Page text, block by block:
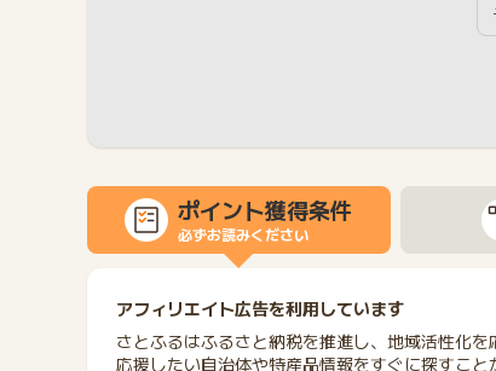
ポイント獲得条件
必ずお読みください
アフィリエイト広告を利用しています
さとふるはふるさと納税を推進し、地域活性化を
応援したい自治体や特産品情報をすぐに探すこ